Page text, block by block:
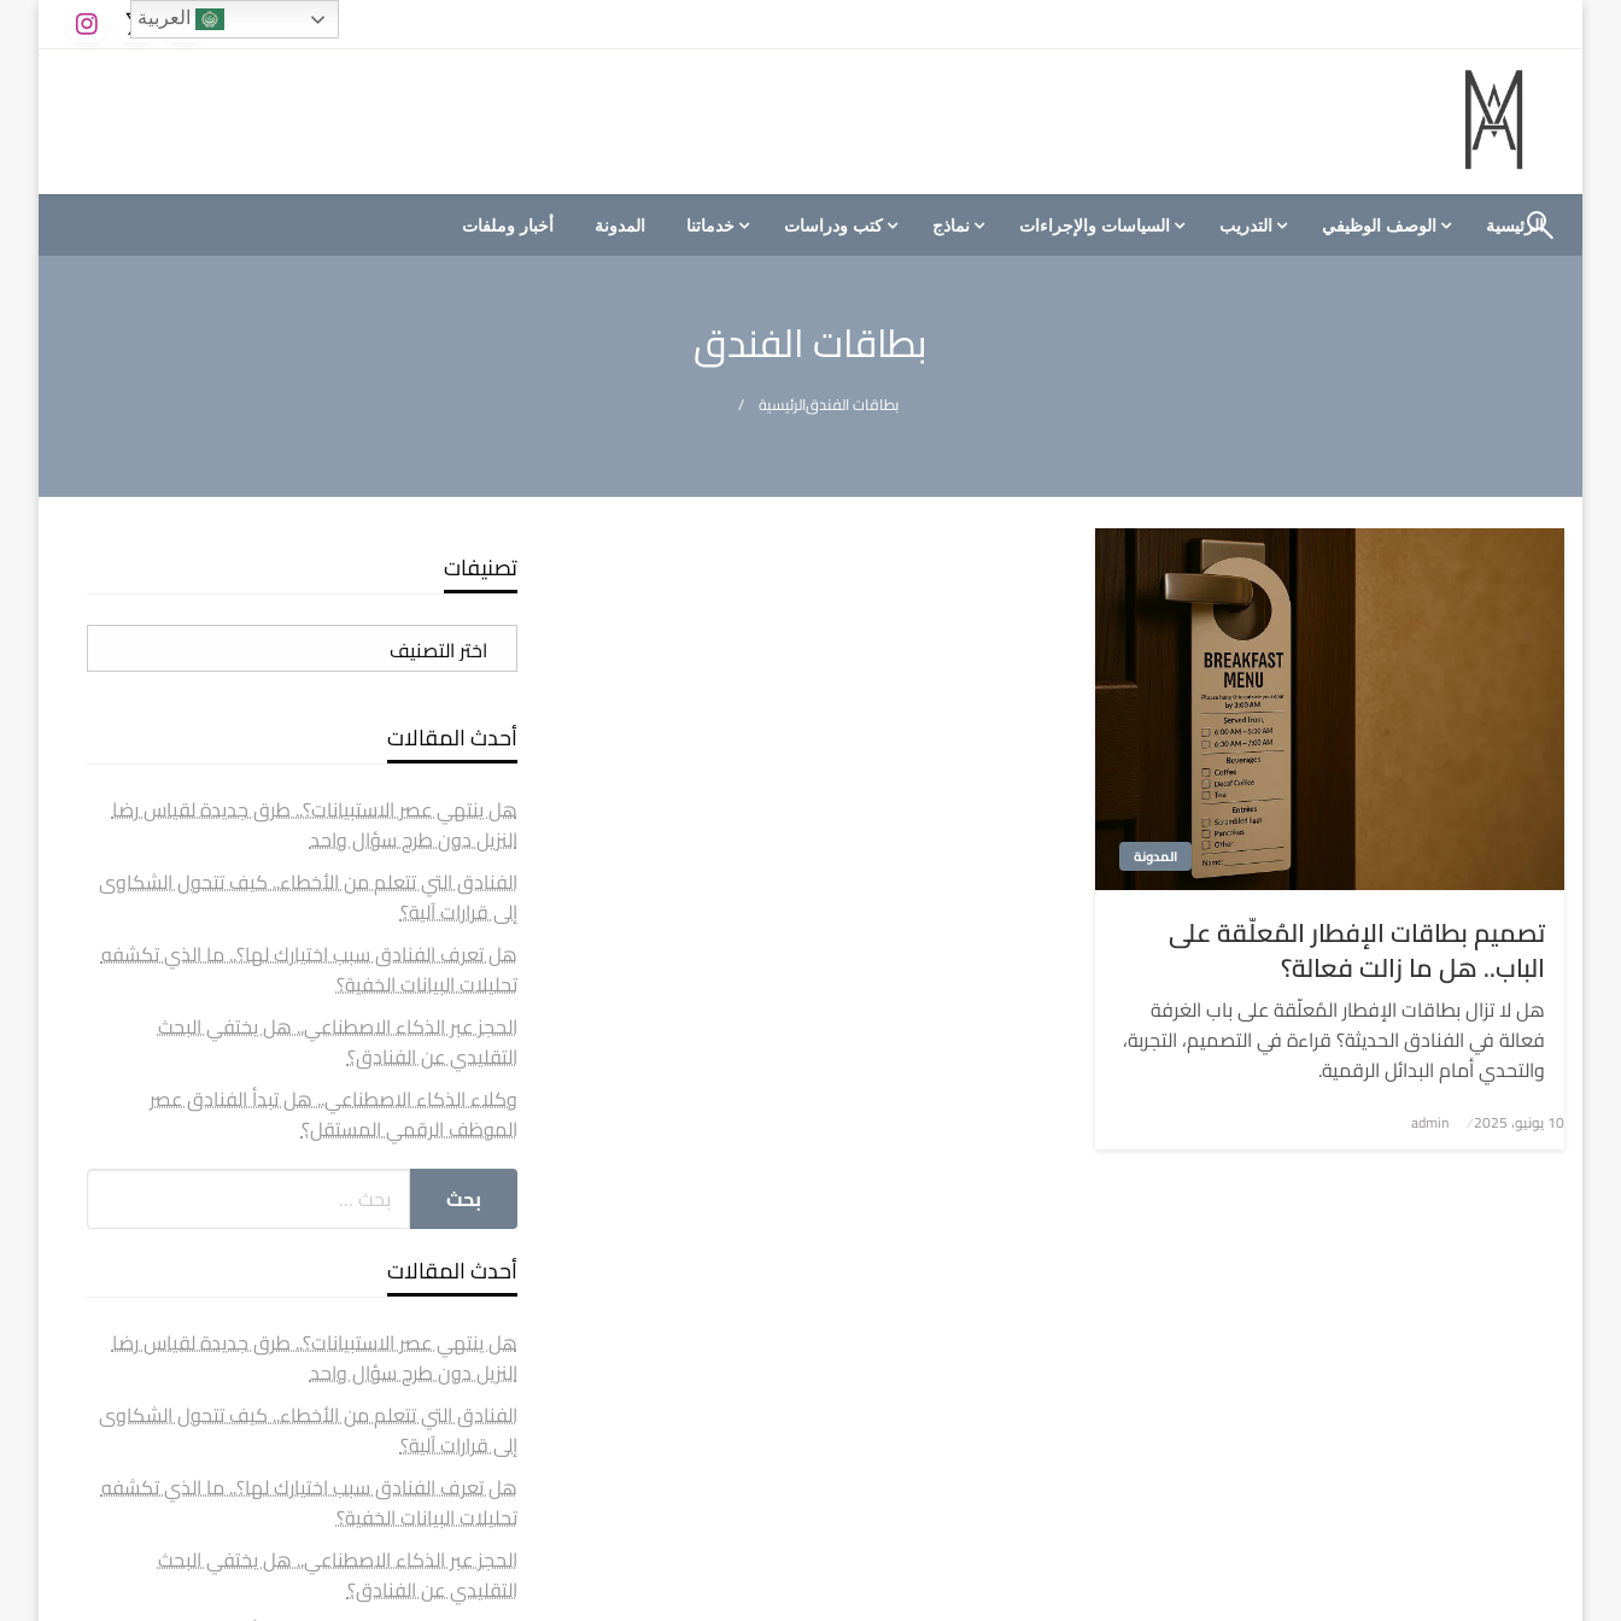
M A hotels | إم ايه هوتيلز
الموقع الأول للعاملين في الفنادق في العالم العربي
الرئيسية الوصف الوظيفي التدريب السياسات والإجراءات نماذج كتب ودراسات خدماتنا المدونة أخبار وملفات
بطاقات الفندق
الرئيسيةبطاقات الفندق
المدونة
تصميم بطاقات الإفطار المُعلّقة على
الباب.. هل ما زالت فعالة؟
هل لا تزال بطاقات الإفطار المُعلّقة على باب الغرفة
فعالة في الفنادق الحديثة؟ قراءة في التصميم، التجربة،
والتحدي أمام البدائل الرقمية.
نُشر
10 يونيو، 2025 admin
تصنيفات
تصنيفات
أحدث المقالات
هل ينتهي عصر الاستبيانات؟.. طرق جديدة لقياس رضا
النزيل دون طرح سؤال واحد
الفنادق التي تتعلم من الأخطاء.. كيف تتحول الشكاوى
إلى قرارات آلية؟
هل تعرف الفنادق سبب اختيارك لها؟.. ما الذي تكشفه
تحليلات البيانات الخفية؟
الحجز عبر الذكاء الاصطناعي.. هل يختفي البحث
التقليدي عن الفنادق؟
وكلاء الذكاء الاصطناعي.. هل تبدأ الفنادق عصر
الموظف الرقمي المستقل؟
أحدث المقالات
هل ينتهي عصر الاستبيانات؟.. طرق جديدة لقياس رضا
النزيل دون طرح سؤال واحد
الفنادق التي تتعلم من الأخطاء.. كيف تتحول الشكاوى
إلى قرارات آلية؟
هل تعرف الفنادق سبب اختيارك لها؟.. ما الذي تكشفه
تحليلات البيانات الخفية؟
الحجز عبر الذكاء الاصطناعي.. هل يختفي البحث
التقليدي عن الفنادق؟
العربية